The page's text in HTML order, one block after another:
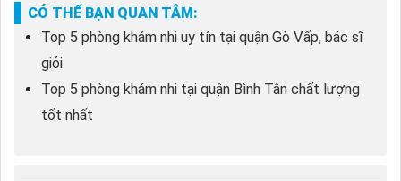
CÓ THỂ BẠN QUAN TÂM:
Top 5 phòng khám nhi uy tín tại quận Gò Vấp, bác sĩ
giỏi
Top 5 phòng khám nhi tại quận Bình Tân chất lượng
tốt nhất